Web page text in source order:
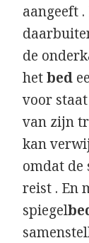
aangeeft
de
hetbed
voor
van zijn
kan
omdat
reist . En
spiegel